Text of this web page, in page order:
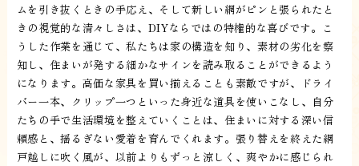
ムを引き抜くときの手応え、そして新しい網がピンと張られたと
きの視覚的な清々しさは、DIYならではの特権的な喜びです。こ
うした作業を通じて、私たちは家の構造を知り、素材の劣化を察
知し、住まいが発する細かなサインを読み取ることができるよう
になります。高価な家具を買い揃えることも素敵ですが、ドライ
バー一本、クリップ一つといった身近な道具を使いこなし、自分
たちの手で生活環境を整えていくことは、住まいに対する深い信
頼感と、揺るぎない愛着を育んでくれます。張り替えを終えた網
戸越しに吹く風が、以前よりもずっと涼しく、爽やかに感じられ